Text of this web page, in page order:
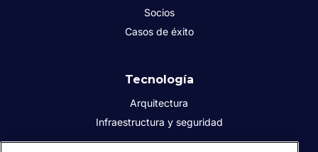
Socios
Casos de éxito
Tecnología
Arquitectura
Infraestructura y seguridad